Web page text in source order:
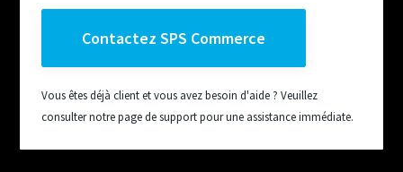
Vous êtes déjà client et vous avez besoin d'aide ? Veuillez
consulter notre page de support pour une assistance immédiate.